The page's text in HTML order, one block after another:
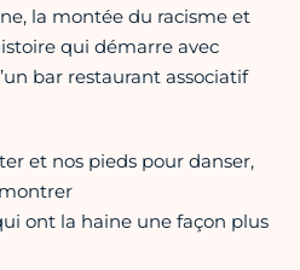
la montée du racisme et
qui démarre avec
bar restaurant associatif
et nos pieds pour danser,
ont la haine une façon plus